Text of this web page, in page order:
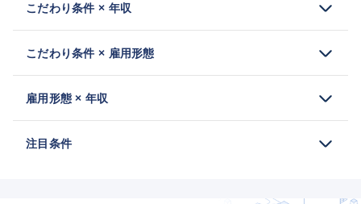
こだわり条件 × 年収
こだわり条件 × 雇用形態
雇用形態 × 年収
注目条件